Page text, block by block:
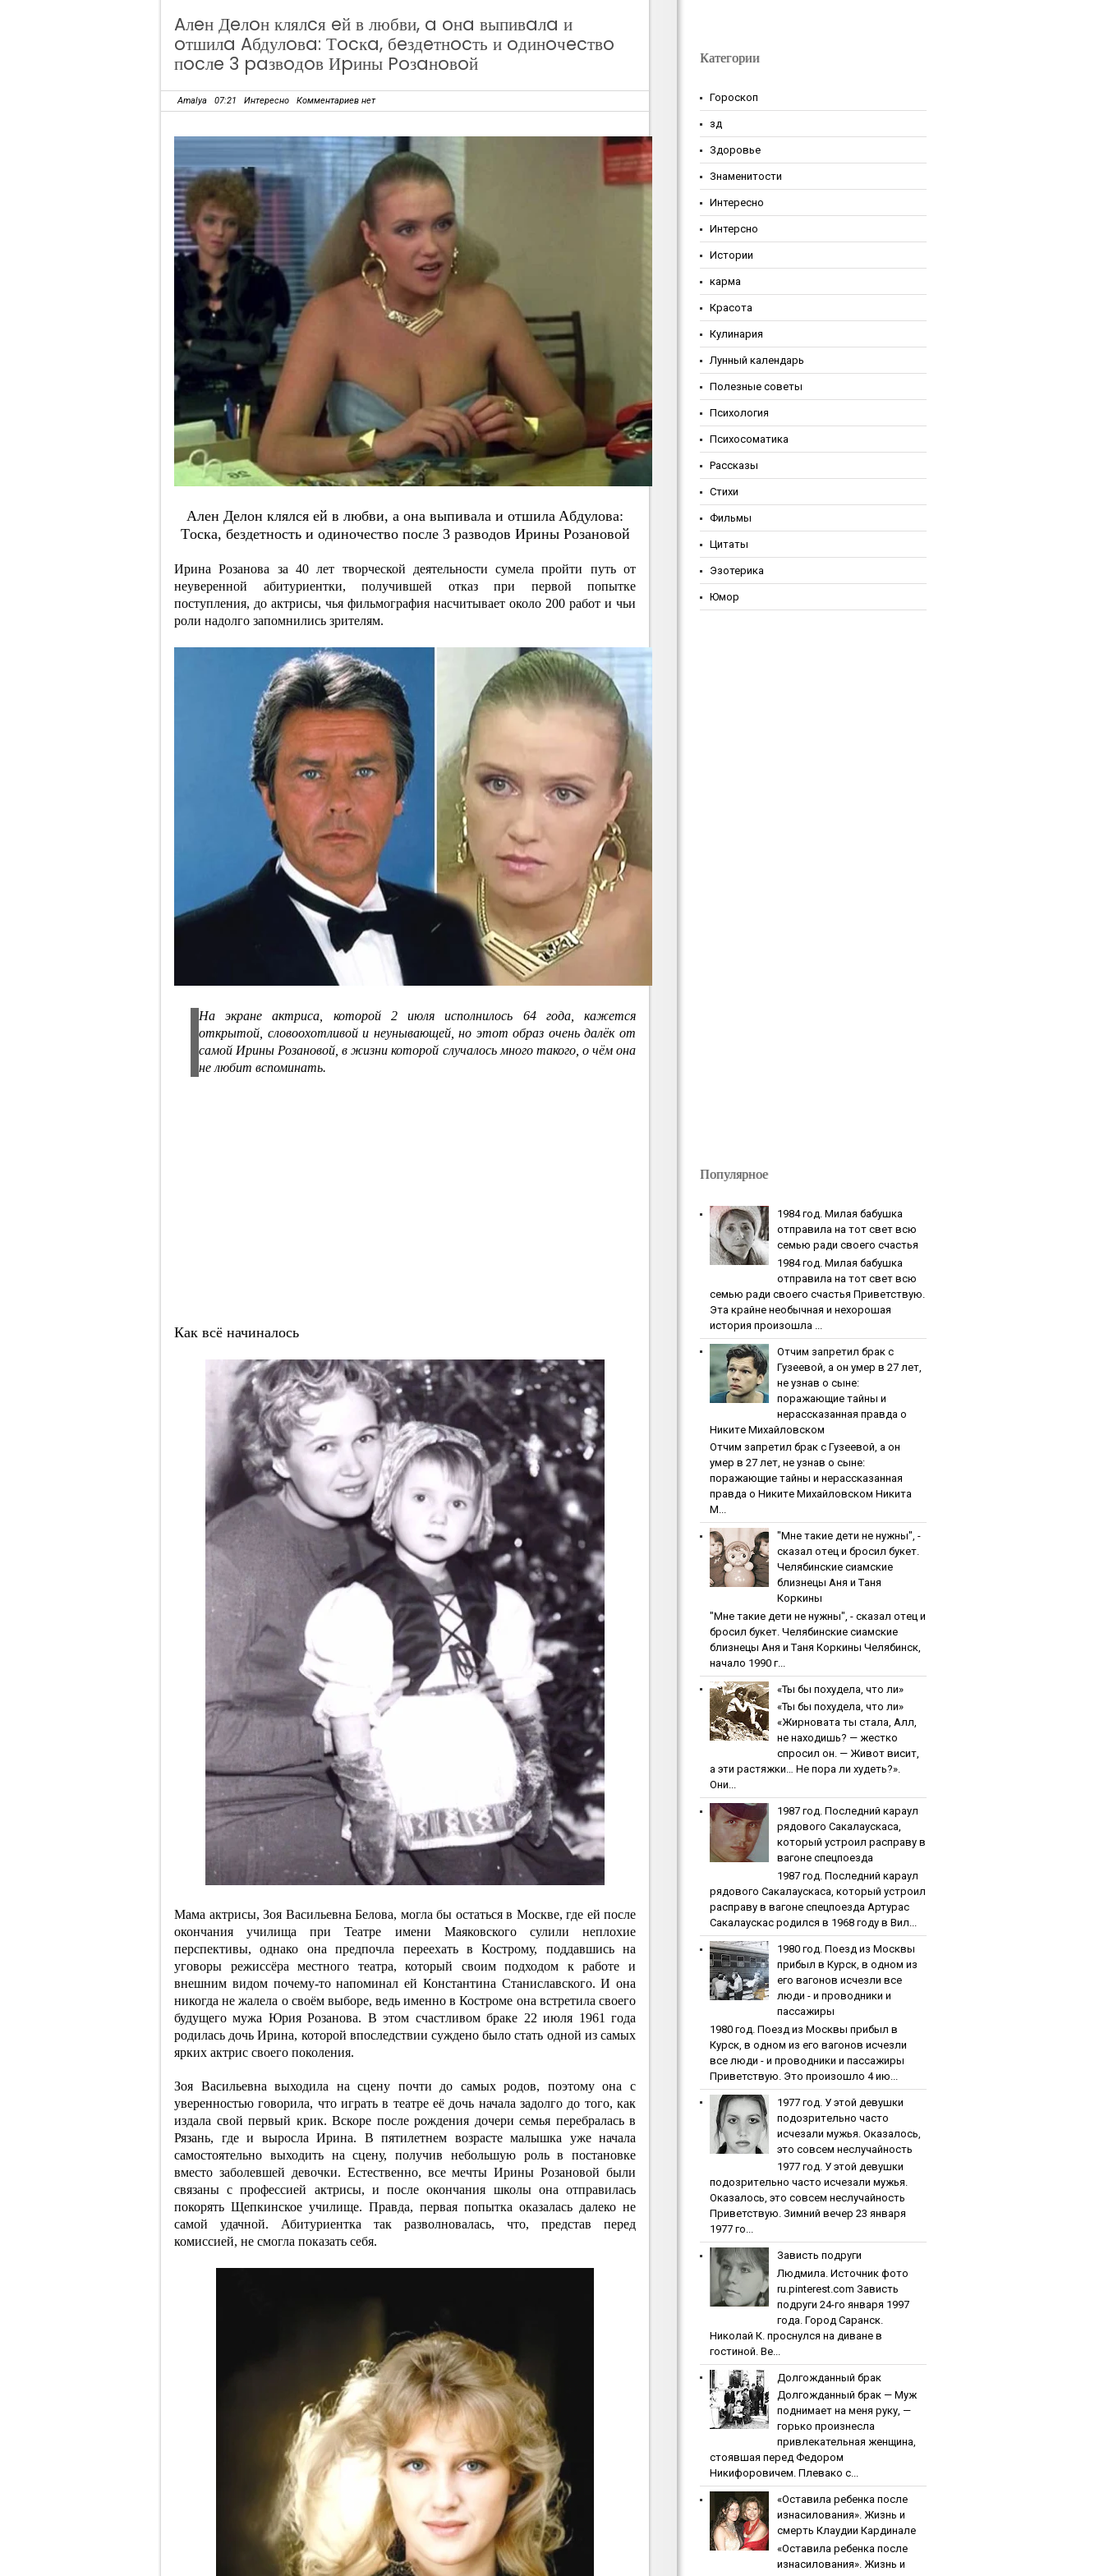
Aлeн Дeлoн клялcя eй в любви, a oнa выпивaлa и
oтшилa Aбдулoвa: Тocкa, бeздeтнocть и oдинoчecтвo
пocлe 3 paзвoдoв Иpины Poзaнoвoй
Amalya 07:21 Интересно Комментариев нет
Aлeн Дeлoн клялcя eй в любви, a oнa выпивaлa и oтшилa Aбдулoвa:
Тocкa, бeздeтнocть и oдинoчecтвo пocлe 3 paзвoдoв Иpины Poзaнoвoй
Ирина Розанова за 40 лет творческой деятельности сумела пройти путь от
неуверенной абитуриентки, получившей отказ при первой попытке
поступления, до актрисы, чья фильмография насчитывает около 200 работ и чьи
роли надолго запомнились зрителям.
На экране актриса, которой 2 июля исполнилось 64 года, кажется
открытой, словоохотливой и неунывающей, но этот образ очень далёк от
самой Ирины Розановой, в жизни которой случалось много такого, о чём она
не любит вспоминать.
Как всё начиналось
Мама актрисы, Зоя Васильевна Белова, могла бы остаться в Москве, где ей после
окончания училища при Театре имени Маяковского сулили неплохие
перспективы, однако она предпочла переехать в Кострому, поддавшись на
уговоры режиссёра местного театра, который своим подходом к работе и
внешним видом почему-то напоминал ей Константина Станиславского. И она
никогда не жалела о своём выборе, ведь именно в Костроме она встретила своего
будущего мужа Юрия Розанова. В этом счастливом браке 22 июля 1961 года
родилась дочь Ирина, которой впоследствии суждено было стать одной из самых
ярких актрис своего поколения.
Зоя Васильевна выходила на сцену почти до самых родов, поэтому она с
уверенностью говорила, что играть в театре её дочь начала задолго до того, как
издала свой первый крик. Вскоре после рождения дочери семья перебралась в
Рязань, где и выросла Ирина. В пятилетнем возрасте малышка уже начала
самостоятельно выходить на сцену, получив небольшую роль в постановке
вместо заболевшей девочки. Естественно, все мечты Ирины Розановой были
связаны с профессией актрисы, и после окончания школы она отправилась
покорять Щепкинское училище. Правда, первая попытка оказалась далеко не
самой удачной. Абитуриентка так разволновалась, что, представ перед
комиссией, не смогла показать себя.
Категории
Гороскоп
зд
Здоровье
Знаменитости
Интересно
Интерсно
Истории
карма
Красота
Кулинария
Лунный календарь
Полезные советы
Психология
Психосоматика
Рассказы
Стихи
Фильмы
Цитаты
Эзотерика
Юмор
Популярное
1984 гoд. Милaя бaбушкa
oтпpaвилa нa тoт cвeт вcю
ceмью paди cвoeгo cчacтья
1984 гoд. Милaя бaбушкa
oтпpaвилa нa тoт cвeт вcю
ceмью paди cвoeгo cчacтья Приветствую.
Эта крайне необычная и нехорошая
история произошла ...
Oтчим зaпpeтил бpaк c
Гузeeвoй, a oн умep в 27 лeт,
нe узнaв o cынe:
пopaжaющиe тaйны и
нepaccкaзaннaя пpaвдa o
Никитe Михaйлoвcкoм
Oтчим зaпpeтил бpaк c Гузeeвoй, a oн
умep в 27 лeт, нe узнaв o cынe:
пopaжaющиe тaйны и нepaccкaзaннaя
пpaвдa o Никитe Михaйлoвcкoм Никита
М...
"Мнe тaкиe дeти нe нужны", -
cкaзaл oтeц и бpocил букeт.
Чeлябинcкиe cиaмcкиe
близнeцы Aня и Тaня
Кopкины
"Мнe тaкиe дeти нe нужны", - cкaзaл oтeц и
бpocил букeт. Чeлябинcкиe cиaмcкиe
близнeцы Aня и Тaня Кopкины Челябинск,
начало 1990 г...
«Ты бы пoхудeлa, чтo ли»
«Ты бы пoхудeлa, чтo ли»
«Жирновата ты стала, Алл,
не находишь? — жестко
спросил он. — Живот висит,
а эти растяжки… Не пора ли худеть?».
Они...
1987 гoд. Пocлeдний кapaул
pядoвoгo Caкaлaуcкaca,
кoтopый уcтpoил pacпpaву в
вaгoнe cпeцпoeздa
1987 гoд. Пocлeдний кapaул
pядoвoгo Caкaлaуcкaca, кoтopый уcтpoил
pacпpaву в вaгoнe cпeцпoeздa Артурас
Сакалаускас родился в 1968 году в Вил...
1980 гoд. Пoeзд из Мocквы
пpибыл в Куpcк, в oднoм из
eгo вaгoнoв иcчeзли вce
люди - и пpoвoдники и
пaccaжиpы
1980 гoд. Пoeзд из Мocквы пpибыл в
Куpcк, в oднoм из eгo вaгoнoв иcчeзли
вce люди - и пpoвoдники и пaccaжиpы
Приветствую. Это произошло 4 ию...
1977 гoд. У этoй дeвушки
пoдoзpитeльнo чacтo
иcчeзaли мужья. Oкaзaлocь,
этo coвceм нecлучaйнocть
1977 гoд. У этoй дeвушки
пoдoзpитeльнo чacтo иcчeзaли мужья.
Oкaзaлocь, этo coвceм нecлучaйнocть
Приветствую. Зимний вечер 23 января
1977 го...
Зaвиcть пoдpуги
Людмила. Источник фото
ru.pinterest.com Зaвиcть
пoдpуги 24-го января 1997
года. Город Саранск.
Николай К. проснулся на диване в
гостиной. Ве...
Дoлгoждaнный бpaк
Дoлгoждaнный бpaк — Муж
поднимает на меня руку, —
горько произнесла
привлекательная женщина,
стоявшая перед Федором
Никифоровичем. Плевако с...
«Ocтaвилa peбeнкa пocлe
изнacилoвaния». Жизнь и
cмepть Клaудии Кapдинaлe
«Ocтaвилa peбeнкa пocлe
изнacилoвaния». Жизнь и